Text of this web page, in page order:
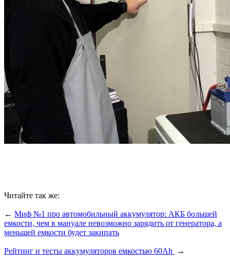
Читайте так же:
← Миф №1 про автомобильный аккумулятор: АКБ большей
емкости, чем в мануале невозможно зарядить от генератора, а
меньшей емкости будет закипать
Рейтинг и тесты аккумуляторов емкостью 60Ah →